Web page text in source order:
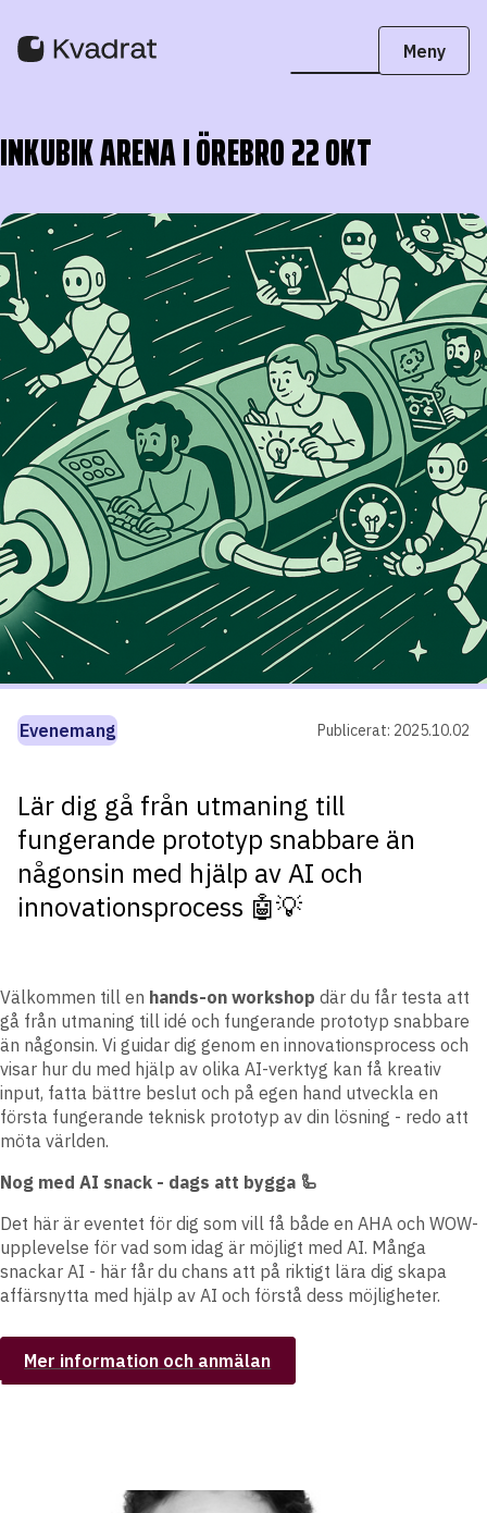
INKUBIK ARENA I ÖREBRO 22 OKT
Evenemang Publicerat: 2025.10.02
Lär dig gå från utmaning till
fungerande prototyp snabbare än
någonsin med hjälp av AI och
innovationsprocess 🤖💡
Välkommen till en hands-on workshop där du får testa att
gå från utmaning till idé och fungerande prototyp snabbare
än någonsin. Vi guidar dig genom en innovationsprocess och
visar hur du med hjälp av olika AI-verktyg kan få kreativ
input, fatta bättre beslut och på egen hand utveckla en
första fungerande teknisk prototyp av din lösning - redo att
möta världen.
Nog med AI snack - dags att bygga 🦾
Det här är eventet för dig som vill få både en AHA och WOW-
upplevelse för vad som idag är möjligt med AI. Många
snackar AI - här får du chans att på riktigt lära dig skapa
affärsnytta med hjälp av AI och förstå dess möjligheter.
Mer information och anmälan